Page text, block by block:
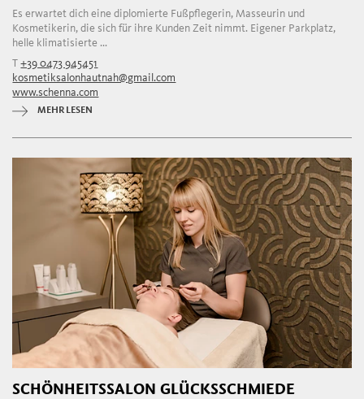
Es erwartet dich eine diplomierte Fußpflegerin, Masseurin und
Kosmetikerin, die sich für ihre Kunden Zeit nimmt. Eigener Parkplatz,
helle klimatisierte ...
T+39 0473 945451
kosmetiksalonhautnah@gmail.com
www.schenna.com
MEHR LESEN
SCHÖNHEITSSALON GLÜCKSSCHMIEDE